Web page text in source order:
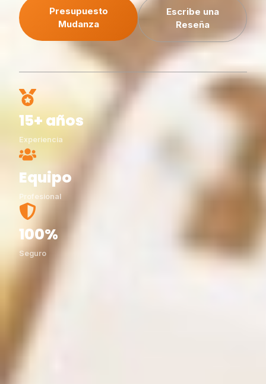
Presupuesto
Mudanza
Escribe una
Reseña
15+ años
Experiencia
Equipo
Profesional
100%
Seguro